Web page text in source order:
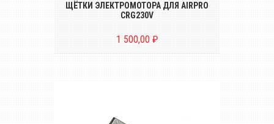
ЩЁТКИ ЭЛЕКТРОМОТОРА ДЛЯ AIRPRO
CRG230V
1 500,00 ₽